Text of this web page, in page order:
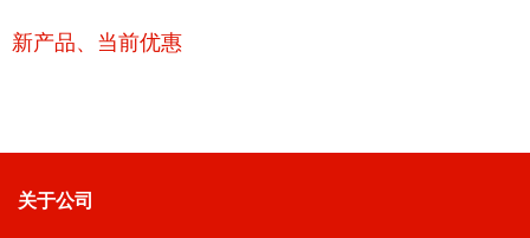
新产品、当前优惠
关于公司